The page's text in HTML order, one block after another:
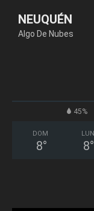
NEUQUÉN
Algo De Nubes
45%
DOM
8°
LUN
8°